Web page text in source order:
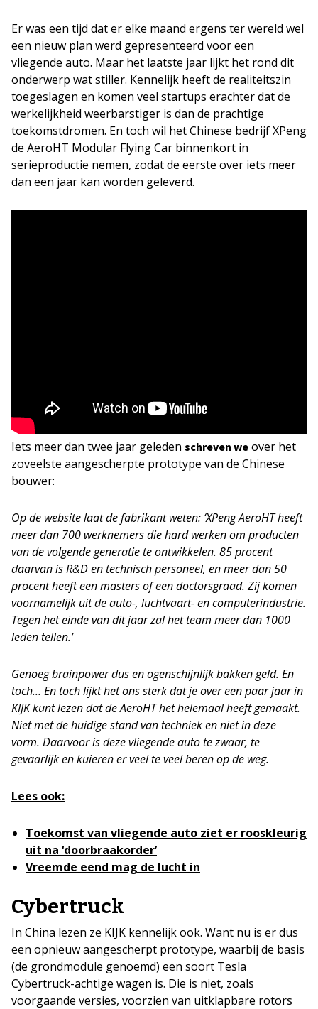
Er was een tijd dat er elke maand ergens ter wereld wel
een nieuw plan werd gepresenteerd voor een
vliegende auto. Maar het laatste jaar lijkt het rond dit
onderwerp wat stiller. Kennelijk heeft de realiteitszin
toegeslagen en komen veel startups erachter dat de
werkelijkheid weerbarstiger is dan de prachtige
toekomstdromen. En toch wil het Chinese bedrijf XPeng
de AeroHT Modular Flying Car binnenkort in
serieproductie nemen, zodat de eerste over iets meer
dan een jaar kan worden geleverd.
Iets meer dan twee jaar geleden schreven we over het
zoveelste aangescherpte prototype van de Chinese
bouwer:
Op de website laat de fabrikant weten: ‘XPeng AeroHT heeft
meer dan 700 werknemers die hard werken om producten
van de volgende generatie te ontwikkelen. 85 procent
daarvan is R&D en technisch personeel, en meer dan 50
procent heeft een masters of een doctorsgraad. Zij komen
voornamelijk uit de auto-, luchtvaart- en computerindustrie.
Tegen het einde van dit jaar zal het team meer dan 1000
leden tellen.’
Genoeg brainpower dus en ogenschijnlijk bakken geld. En
toch… En toch lijkt het ons sterk dat je over een paar jaar in
KIJK kunt lezen dat de AeroHT het helemaal heeft gemaakt.
Niet met de huidige stand van techniek en niet in deze
vorm. Daarvoor is deze vliegende auto te zwaar, te
gevaarlijk en kuieren er veel te veel beren op de weg.
Lees ook:
Toekomst van vliegende auto ziet er rooskleurig
uit na ‘doorbraakorder’
Vreemde eend mag de lucht in
Cybertruck
In China lezen ze KIJK kennelijk ook. Want nu is er dus
een opnieuw aangescherpt prototype, waarbij de basis
(de grondmodule genoemd) een soort Tesla
Cybertruck-achtige wagen is. Die is niet, zoals
voorgaande versies, voorzien van uitklapbare rotors